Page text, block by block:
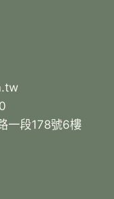
一段178號6樓